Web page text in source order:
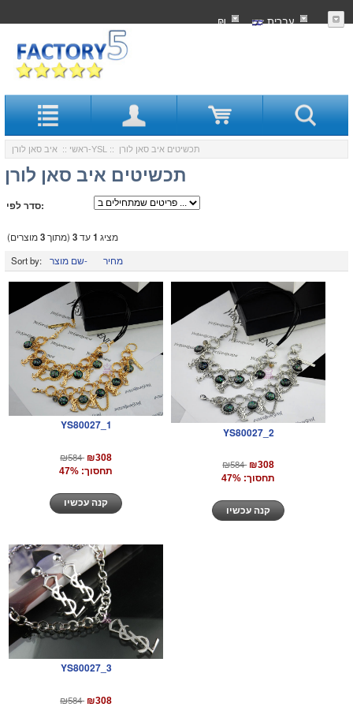
עִברִית ₪
ראשי :: איב סאן לורן-YSL :: תכשיטים איב סאן לורן
תכשיטים איב סאן לורן
סדר לפי:
מציג 1עד3 (מתוך3מוצרים)
Sort by:
שם מוצר- מחיר
YS80027_1
₪584 ₪308
תחסוך: 47%
YS80027_2
₪584 ₪308
תחסוך: 47%
YS80027_3
₪584 ₪308